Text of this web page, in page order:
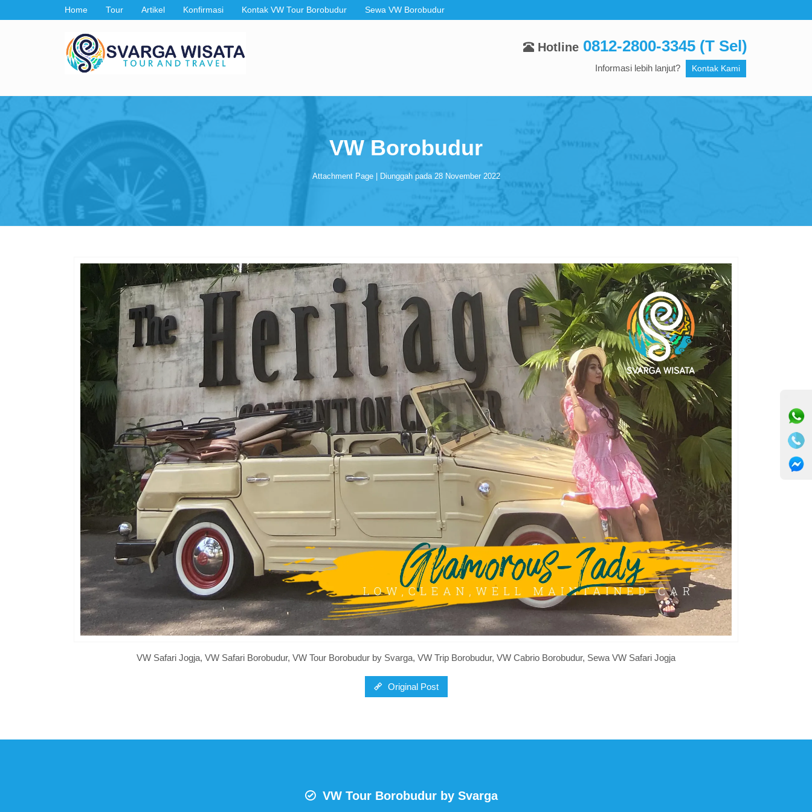
Home Tour Artikel Konfirmasi Kontak VW Tour Borobudur Sewa VW Borobudur
Hotline 0812-2800-3345 (T Sel)
Informasi lebih lanjut? Kontak Kami
VW Borobudur
Attachment Page | Diunggah pada 28 November 2022
VW Safari Jogja, VW Safari Borobudur, VW Tour Borobudur by Svarga, VW Trip Borobudur, VW Cabrio Borobudur, Sewa VW Safari Jogja
Original Post
VW Tour Borobudur by Svarga